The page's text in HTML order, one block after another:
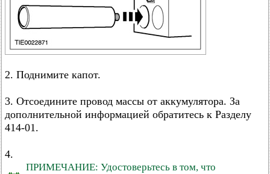
2. Поднимите капот.
3. Отсоедините провод массы от аккумулятора. За
дополнительной информацией обратитесь к Разделу
414-01.
4.
ПРИМЕЧАНИЕ: Удостоверьтесь в том, что